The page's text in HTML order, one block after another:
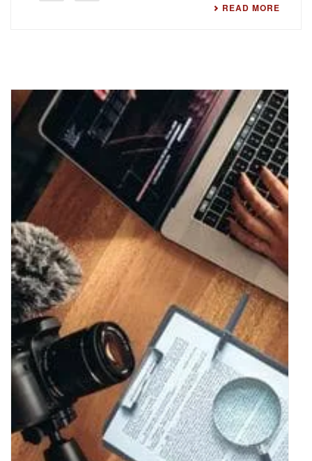
READ MORE